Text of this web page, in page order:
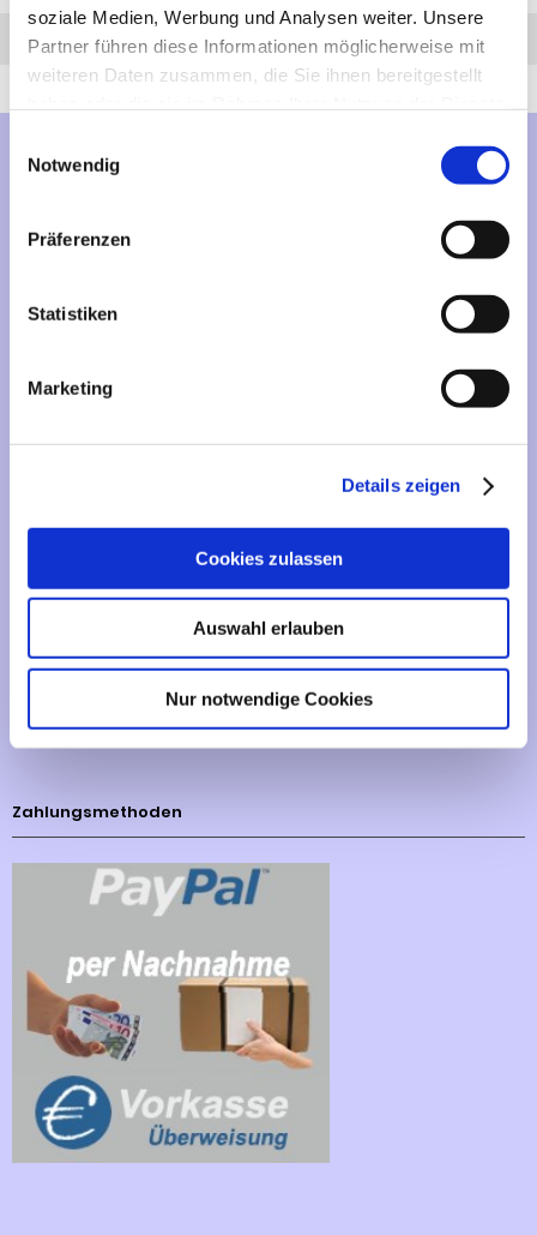
soziale Medien, Werbung und Analysen weiter. Unsere
Partner führen diese Informationen möglicherweise mit
weiteren Daten zusammen, die Sie ihnen bereitgestellt
Notwendig
Präferenzen
Statistiken
Marketing
Details zeigen
Cookies zulassen
Auswahl erlauben
Nur notwendige Cookies
Anfrage Anrufen AHK-Finder
Mehr über...
Vertrag widerrufen
Informationen
Liefer- und Versandkosten
Impressum
Sitemap
Zahlungsmethoden